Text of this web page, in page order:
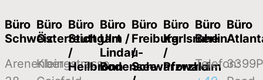
Büro
Schweiz
Arenenbergstrasse
Büro
Österreich
Klein-
Büro
Stuttgart
/
Heilbronn
Büro
Ulm /
Lindau-
Bodensee
Büro
Freiburg
/
Schwarzwald
Büro
Karlsruhe
/
Pforzheim
Büro
Berlin
Telefon:
Büro